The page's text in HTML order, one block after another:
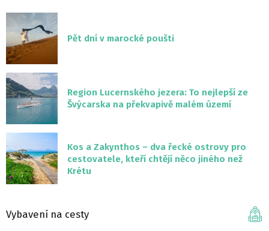
Pět dní v marocké poušti
Region Lucernského jezera: To nejlepší ze
Švýcarska na překvapivě malém území
Kos a Zakynthos – dva řecké ostrovy pro
cestovatele, kteří chtějí něco jiného než
Krétu
Vybavení na cesty